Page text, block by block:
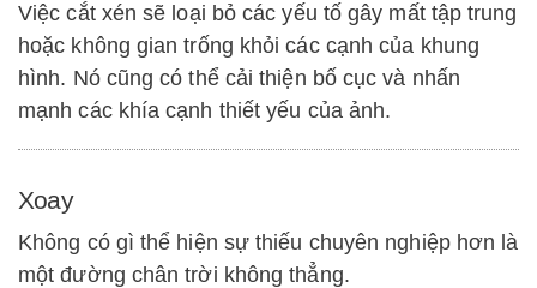
Việc cắt xén sẽ loại bỏ các yếu tố gây mất tập trung
hoặc không gian trống khỏi các cạnh của khung
hình. Nó cũng có thể cải thiện bố cục và nhấn
mạnh các khía cạnh thiết yếu của ảnh.
Xoay
Không có gì thể hiện sự thiếu chuyên nghiệp hơn là
một đường chân trời không thẳng.